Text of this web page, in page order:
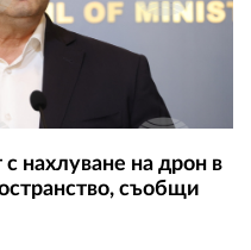
нахлуване на дрон в
съобщи